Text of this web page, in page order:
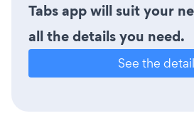
Tabs app will suit your
all the details you need.
See the